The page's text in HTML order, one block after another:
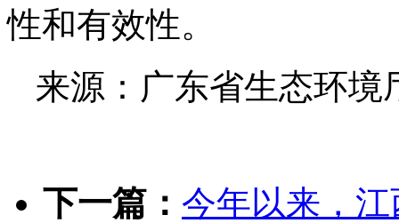
性和有效性。
来源：广东省生态环境
下一篇： 今年以来，